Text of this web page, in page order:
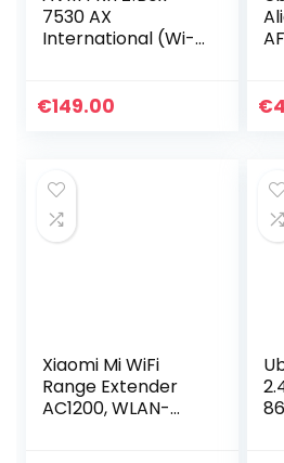
7530 AX
International (Wi-
Mesh Master, Wi-Fi
€149.00 €
Xiaomi Mi WiFi
Range Extender
AC1200, WLAN-